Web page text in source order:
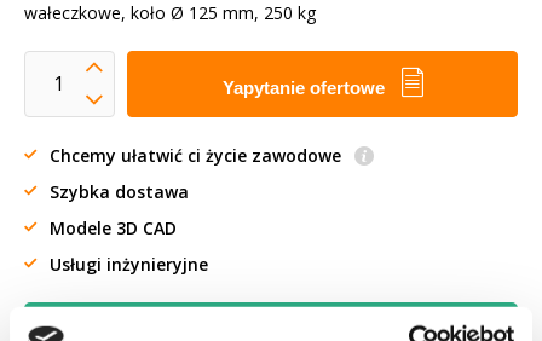
wałeczkowe, koło Ø 125 mm, 250 kg
Yapytanie ofertowe
Chcemy ułatwić ci życie zawodowe
Szybka dostawa
Modele 3D CAD
Usługi inżynieryjne